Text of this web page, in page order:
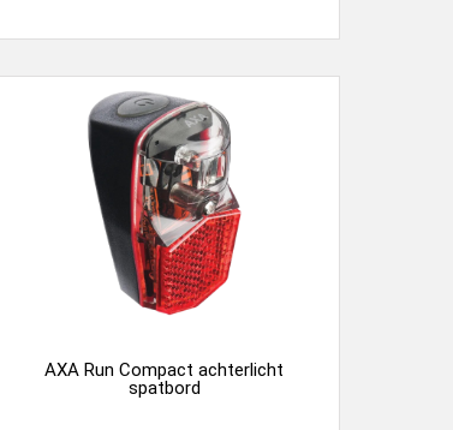
AXA Run Compact achterlicht
spatbord